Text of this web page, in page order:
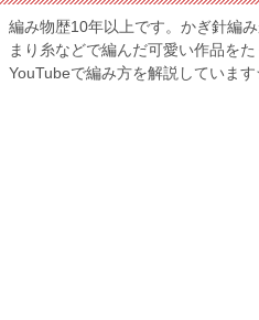
編み物歴10年以上です。かぎ針編
まり糸などで編んだ可愛い作品を
YouTubeで編み方を解説していま